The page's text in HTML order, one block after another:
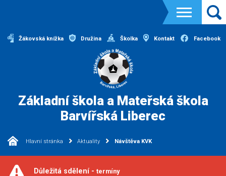
Žákovská knížka Družina Školka Kontakt Facebook
Základní škola a Mateřská škola
Barvířská Liberec
Hlavní stránka Aktuality Návštěva KVK
Důležitá sdělení - termíny